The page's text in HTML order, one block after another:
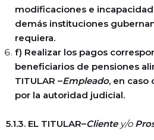
modificaciones e
demás instituciones
requiera.
f) Realizar los pagos
beneficiarios de pensiones
TITULAR –Empleado, en caso
por la autoridad judicial.
5.1.3. EL TITULAR–Cliente y/o